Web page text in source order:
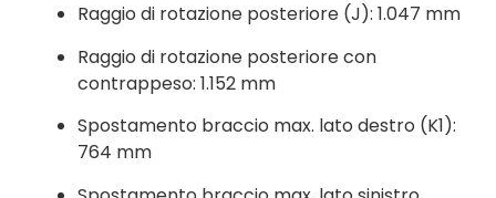
Raggio di rotazione posteriore (J): 1.047 mm
Raggio di rotazione posteriore con
contrappeso: 1.152 mm
Spostamento braccio max. lato destro (K1):
764 mm